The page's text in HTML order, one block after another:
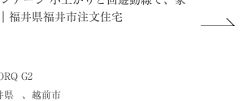
福井県福井市注文住宅
G2
県 、 越前市